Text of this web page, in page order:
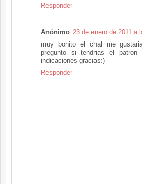
Responder
Anónimo 23 de enero de 2011 a
muy bonito el chal me
pregunto si tendrias el
indicaciones gracias:)
Responder